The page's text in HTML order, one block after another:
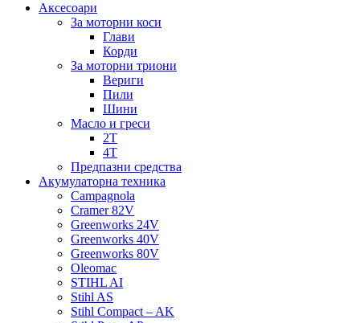
Аксесоари
За моторни коси
Глави
Корди
За моторни триони
Вериги
Пили
Шини
Масло и греси
2Т
4Т
Предпазни средства
Акумулаторна техника
Campagnola
Cramer 82V
Greenworks 24V
Greenworks 40V
Greenworks 80V
Oleomac
STIHL AI
Stihl AS
Stihl Compact – AK